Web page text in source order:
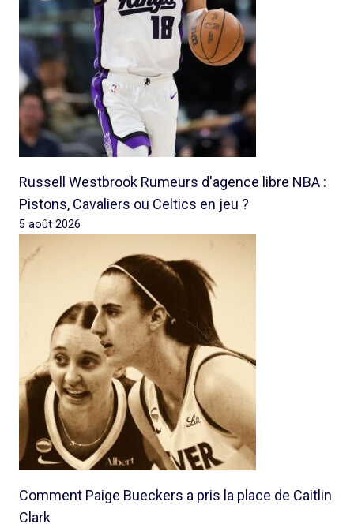
Russell Westbrook Rumeurs d'agence libre NBA :
Pistons, Cavaliers ou Celtics en jeu ?
5 août 2026
Comment Paige Bueckers a pris la place de Caitlin
Clark